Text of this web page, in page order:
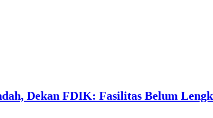
Dekan FDIK: Fasilitas Belum